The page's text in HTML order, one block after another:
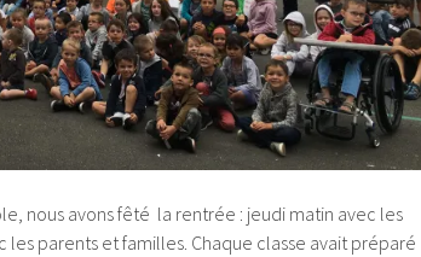
nous avons fêté la rentrée : jeudi matin avec les
parents et familles. Chaque classe avait préparé